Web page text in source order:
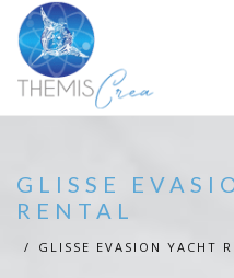
GLISSE
RENTAL
GLISSE EVASION YACHT